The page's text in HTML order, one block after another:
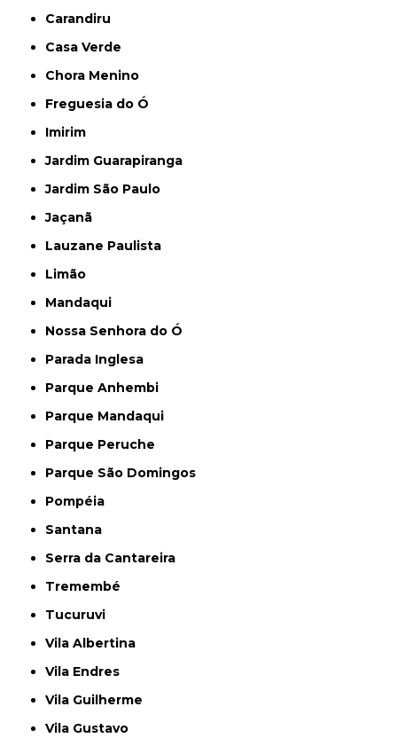
Carandiru
Casa Verde
Chora Menino
Freguesia do Ó
Imirim
Jardim Guarapiranga
Jardim São Paulo
Jaçanã
Lauzane Paulista
Limão
Mandaqui
Nossa Senhora do Ó
Parada Inglesa
Parque Anhembi
Parque Mandaqui
Parque Peruche
Parque São Domingos
Pompéia
Santana
Serra da Cantareira
Tremembé
Tucuruvi
Vila Albertina
Vila Endres
Vila Guilherme
Vila Gustavo